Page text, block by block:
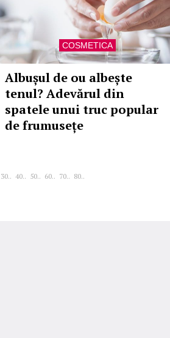
COSMETICA
Albușul de ou albește
tenul? Adevărul din
spatele unui truc popular
de frumusețe
30.. 40.. 50.. 60.. 70.. 80..